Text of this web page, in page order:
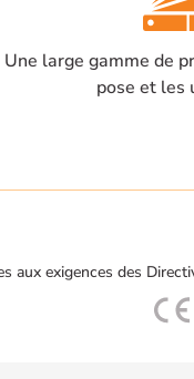
Une large gamme de
pose et les
aux exigences des